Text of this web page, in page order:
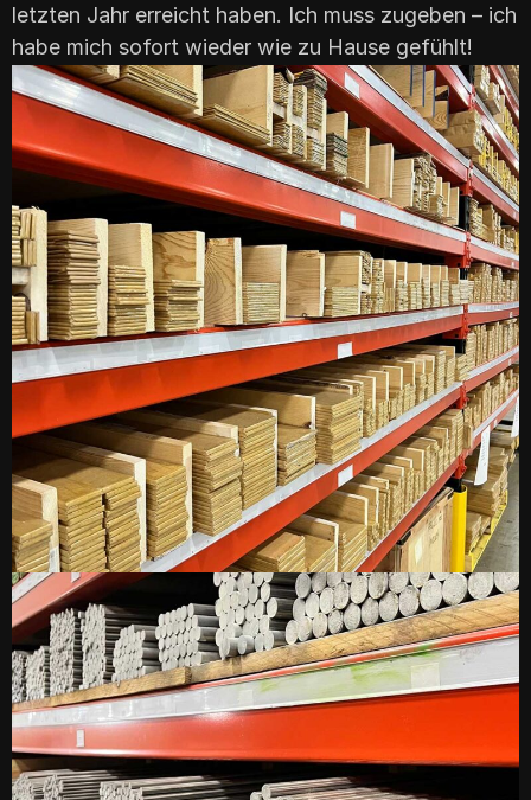
letzten Jahr erreicht haben. Ich muss zugeben – ich
habe mich sofort wieder wie zu Hause gefühlt!